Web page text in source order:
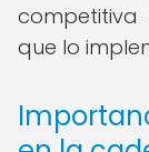
competitiva
que lo